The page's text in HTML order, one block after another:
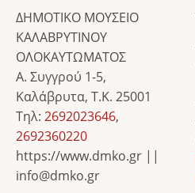
ΔΗΜΟΤΙΚΟ ΜΟΥΣΕΙΟ
ΚΑΛΑΒΡΥΤΙΝΟΥ
ΟΛΟΚΑΥΤΩΜΑΤΟΣ
Α. Συγγρού 1-5,
Καλάβρυτα, Τ.Κ. 25001
Τηλ: 2692023646,
2692360220
https://www.dmko.gr ||
info@dmko.gr